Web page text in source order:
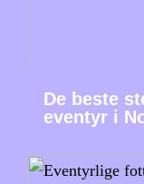
De beste
eventyr i